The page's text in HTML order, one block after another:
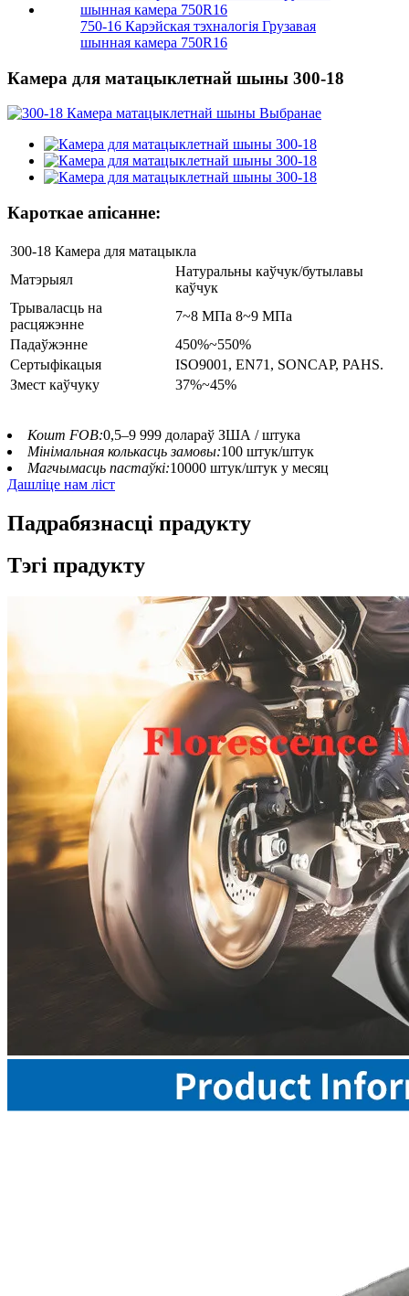
750-16 Карэйская тэхналогія Грузавая
шынная камера 750R16
Камера для матацыклетнай шыны 300-18
Кароткае апісанне:
300-18 Камера для матацыкла
Матэрыял
Натуральны каўчук/бутылавы
каўчук
Трываласць на
расцяжэнне
7~8 МПа 8~9 МПа
Падаўжэнне
450%~550%
Сертыфікацыя
ISO9001, EN71, SONCAP, PAHS.
Змест каўчуку
37%~45%
Кошт FOB:0,5–9 999 долараў ЗША / штука
Мінімальная колькасць замовы:100 штук/штук
Магчымасць пастаўкі:10000 штук/штук у месяц
Дашліце нам ліст
Падрабязнасці прадукту
Тэгі прадукту